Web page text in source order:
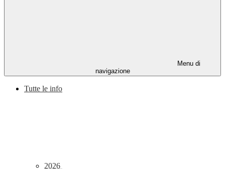
Menu di
navigazione
Tutte le info
2026